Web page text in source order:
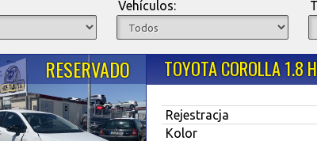
Vehículos:
TOYOTA COROLLA 1.8
RESERVADO
Rejestracja
Kolor